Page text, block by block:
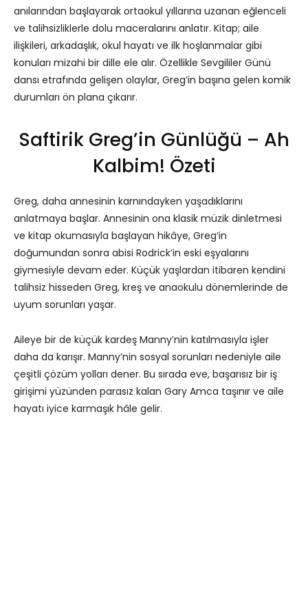
anılarından başlayarak ortaokul yıllarına uzanan eğlenceli
ve talihsizliklerle dolu maceralarını anlatır. Kitap; aile
ilişkileri, arkadaşlık, okul hayatı ve ilk hoşlanmalar gibi
konuları mizahi bir dille ele alır. Özellikle Sevgililer Günü
dansı etrafında gelişen olaylar, Greg’in başına gelen komik
durumları ön plana çıkarır.
Saftirik Greg’in Günlüğü – Ah
Kalbim! Özeti
Greg, daha annesinin karnındayken yaşadıklarını
anlatmaya başlar. Annesinin ona klasik müzik dinletmesi
ve kitap okumasıyla başlayan hikâye, Greg’in
doğumundan sonra abisi Rodrick’in eski eşyalarını
giymesiyle devam eder. Küçük yaşlardan itibaren kendini
talihsiz hisseden Greg, kreş ve anaokulu dönemlerinde de
uyum sorunları yaşar.
Aileye bir de küçük kardeş Manny’nin katılmasıyla işler
daha da karışır. Manny’nin sosyal sorunları nedeniyle aile
çeşitli çözüm yolları dener. Bu sırada eve, başarısız bir iş
girişimi yüzünden parasız kalan Gary Amca taşınır ve aile
hayatı iyice karmaşık hâle gelir.